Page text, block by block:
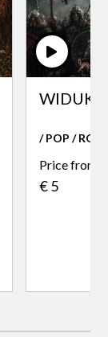
/ POP /
Price from
€ 5